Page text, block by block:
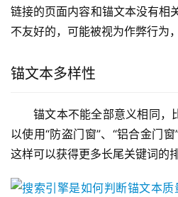
链接的页面内容和锚文本没有相
不友好的，可能被视为作弊行为
锚文本多样性
锚文本不能全部意义相同，
以使用“防盗门窗”、“铝合金门
这样可以获得更多长尾关键词的